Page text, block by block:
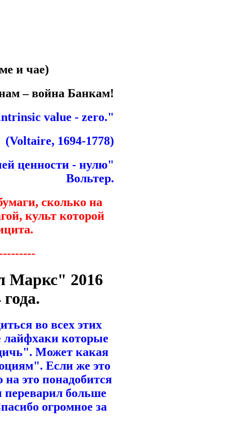
и чае)
– война Банкам!
value - zero."
(Voltaire, 1694-1778)
ценности - нулю"
Вольтер.
сколько на
культ которой
Маркс" 2016
во всех этих
лайфхаки которые
Может какая
Если же это
это понадобится
переварил больше
огромное за